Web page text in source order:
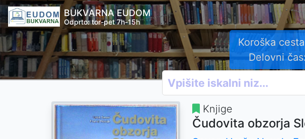
BUKVARNA EUDOM
Odprto: tor-pet 7h-15h
Koroška
Delovni
Knjige
Čudovita obzorja